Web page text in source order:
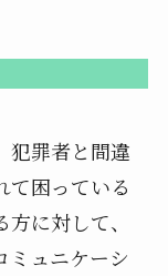
犯罪者と間違
て困っている
に対して、
ミュニケーシ